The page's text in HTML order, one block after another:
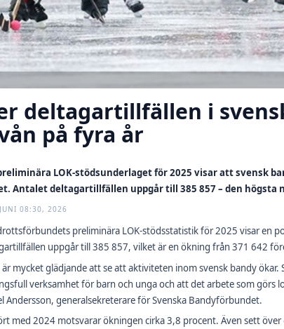
deltagartillfällen i
på fyra år
LOK-stödsunderlaget för 2025 visar att svensk
Antalet deltagartillfällen uppgår till 385 857 – den högsta
08:30, 2026
preliminära LOK-stödsstatistik för 2025 visar en
uppgår till 385 857, vilket är en ökning från 371 642
är mycket glädjande att se att aktiviteten inom svensk bandy
verksamhet för barn och unga och att det arbete som
Andersson, generalsekreterare för Svenska Bandyförbundet.
med 2024 motsvarar ökningen cirka 3,8 procent. Även sett